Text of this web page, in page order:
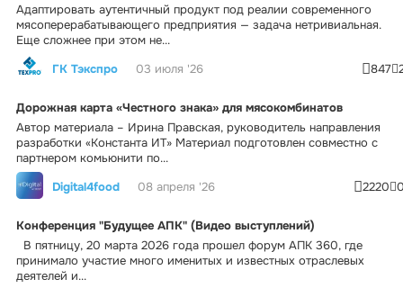
Адаптировать аутентичный продукт под реалии современного
мясоперерабатывающего предприятия — задача нетривиальная.
Еще сложнее при этом не...
ГК Тэкспро
03 июля '26 847
Дорожная карта «Честного знака» для мясокомбинатов
Автор материала – Ирина Правская, руководитель направления
разработки «Константа ИТ» Материал подготовлен совместно с
партнером комьюнити по...
Digital4food
08 апреля '26 2220
Конференция "Будущее АПК" (Видео выступлений)
В пятницу, 20 марта 2026 года прошел форум АПК 360, где
принимало участие много именитых и известных отраслевых
деятелей и...